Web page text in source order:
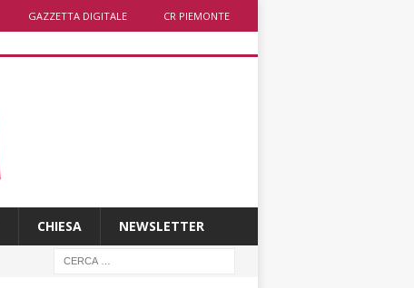
GAZZETTA DIGITALE CR PIEMONTE
CHIESA NEWSLETTER